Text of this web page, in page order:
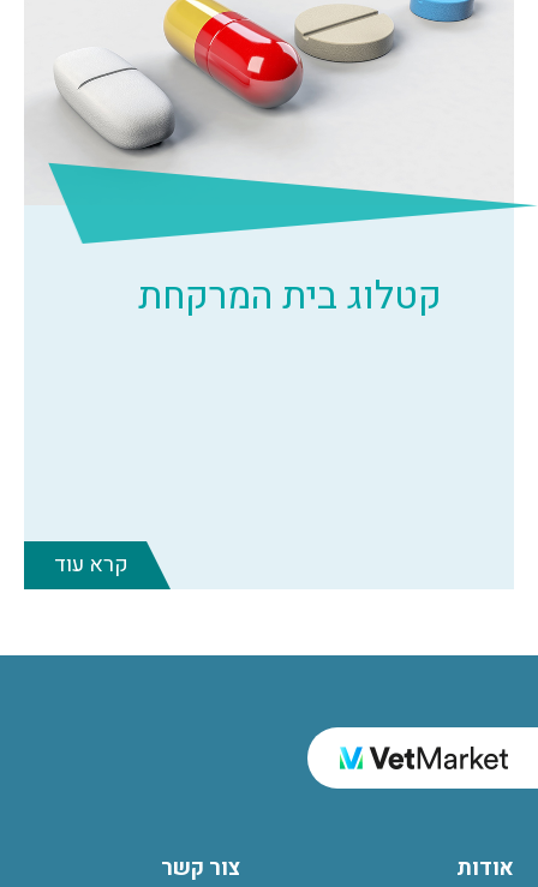
קטלוג בית המרקחת
קרא עוד
אודות צור קשר